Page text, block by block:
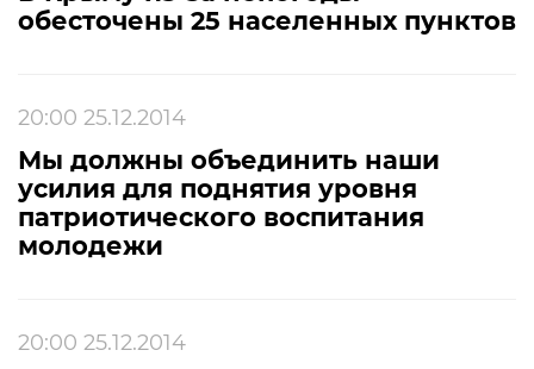
обесточены 25 населенных пунктов
20:00 25.12.2014
Мы должны объединить наши
усилия для поднятия уровня
патриотического воспитания
молодежи
20:00 25.12.2014